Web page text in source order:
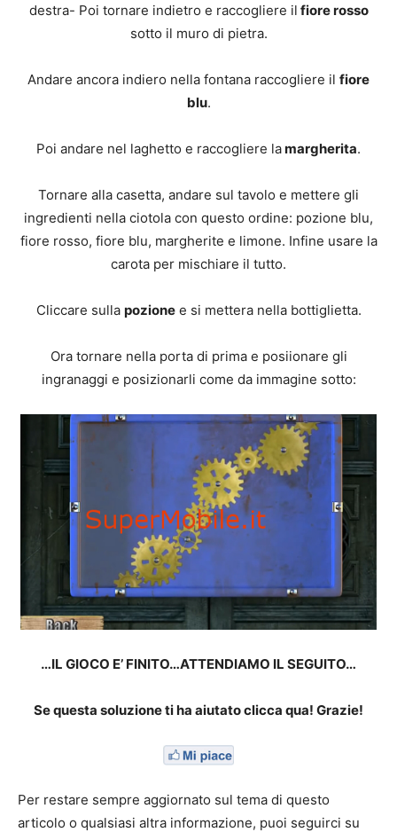
destra- Poi tornare indietro e raccogliere il fiore rosso
sotto il muro di pietra.
Andare ancora indiero nella fontana raccogliere il fiore
blu.
Poi andare nel laghetto e raccogliere lamargherita.
Tornare alla casetta, andare sul tavolo e mettere gli
ingredienti nella ciotola con questo ordine: pozione blu,
fiore rosso, fiore blu, margherite e limone. Infine usare la
carota per mischiare il tutto.
Cliccare sulla pozionee si mettera nella bottiglietta.
Ora tornare nella porta di prima e posiionare gli
ingranaggi e posizionarli come da immagine sotto:
…IL GIOCO E’ FINITO…ATTENDIAMO IL SEGUITO…
Se questa soluzione ti ha aiutato clicca qua! Grazie!
Per restare sempre aggiornato sul tema di questo
articolo o qualsiasi altra informazione, puoi seguirci su